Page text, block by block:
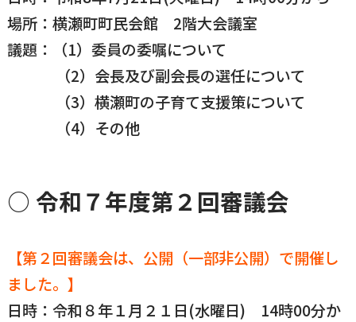
場所：横瀬町町民会館 2階大会議室
議題：（1）委員の委嘱について
（2）会長及び副会長の選任について
（3）横瀬町の子育て支援策について
（4）その他
○ 令和７年度第２回審議会
【第２回審議会は、 公開（一部非公開） で開催し
ました。】
日時：令和８年１月２１日(水曜日) 14時00分か